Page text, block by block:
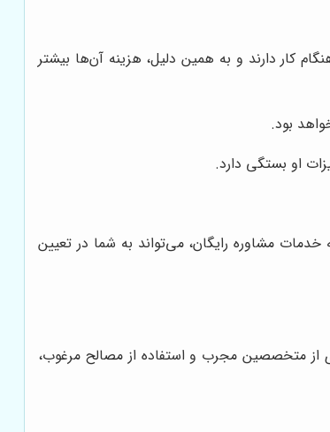
کار دارند و به همین دلیل، هزینه آن‌ها بیشتر
بود.
او بستگی دارد.
خدمات مشاوره رایگان، می‌تواند به شما در تعیین
از متخصصین مجرب و استفاده از مصالح مرغوب،